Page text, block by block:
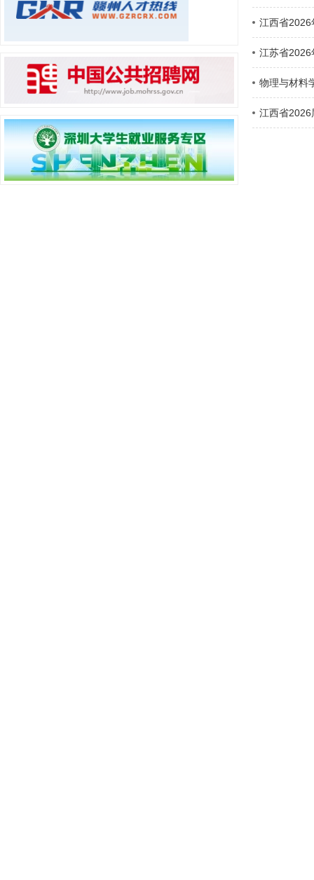
江西省2026
江苏省2026
物理与材料
江西省2026